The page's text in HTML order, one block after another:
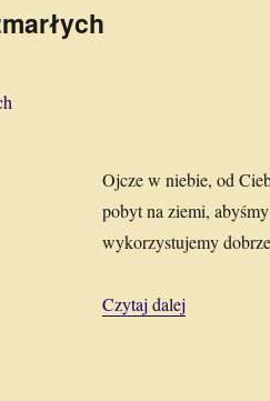
Ojcze w niebie, od
pobyt na ziemi,
wykorzystujemy
Czytaj dalej„Modlitwa